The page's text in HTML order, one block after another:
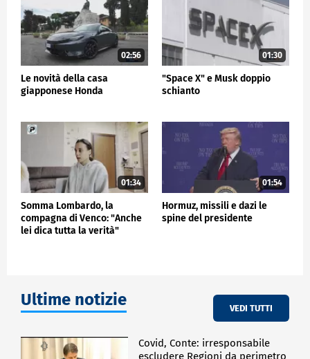
02:56
Le novità della casa
giapponese Honda
01:30
"Space X" e Musk doppio
schianto
01:34
Somma Lombardo, la
compagna di Venco: "Anche
lei dica tutta la verità"
01:54
Hormuz, missili e dazi le
spine del presidente
Ultime notizie VEDI TUTTI
Covid, Conte: irresponsabile
escludere Regioni da perimetro